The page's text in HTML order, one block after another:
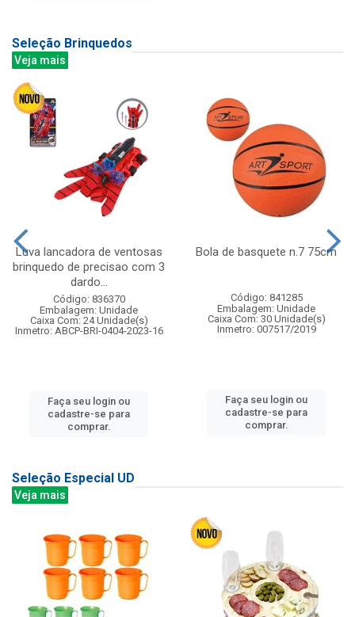
Seleção Brinquedos
Veja mais
Luva lancadora de ventosas
brinquedo de precisao com 3
dardo...
Código: 836370
Embalagem: Unidade
Caixa Com: 24 Unidade(s)
Inmetro: ABCP-BRI-0404-2023-16
Faça seu login ou
cadastre-se para
comprar.
Bola de basquete n.7 75cm
Código: 841285
Embalagem: Unidade
Caixa Com: 30 Unidade(s)
Inmetro: 007517/2019
Faça seu login ou
cadastre-se para
comprar.
Seleção Especial UD
Veja mais